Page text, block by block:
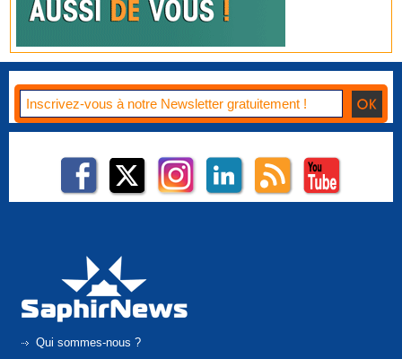
Qui sommes-nous ?